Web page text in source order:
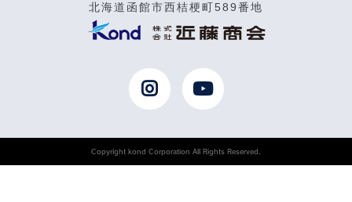
北海道函館市西桔梗町589番地
Copyright kond Corporation All Rights Reserved.